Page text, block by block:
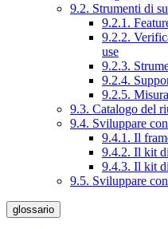
9.2. Strumenti di
9.2.1.
9.2.2.
use
9.2.3.
9.2.4.
9.2.5.
9.3. Catalogo del
9.4. Sviluppare
9.4.1. Il
9.4.2. Il kit
9.4.3. Il kit
9.5. Sviluppare
glossario